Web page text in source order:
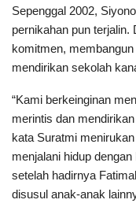
Sepenggal 2002,
pernikahan pun
komitmen,
mendirikan sekolah
“Kami berkeinginan
merintis dan
kata Suratmi
menjalani hidup
setelah hadirnya
disusul anak-anak